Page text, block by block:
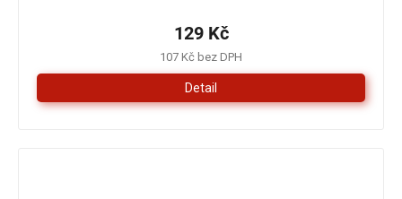
107 Kč bez DPH
129 Kč
Detail